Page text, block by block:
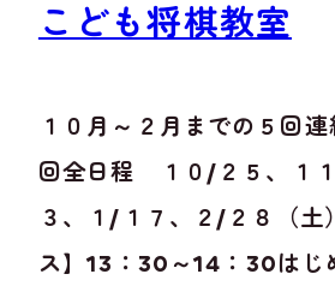
こども将棋教室
１０月～２月までの５回
回全日程 １０/２５、１
３、１/１７、２/２８（土
ス】13：30～14：30はじ